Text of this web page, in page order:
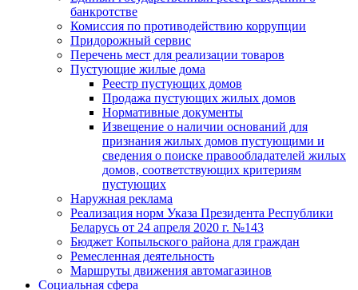
банкротстве
Комиссия по противодействию коррупции
Придорожный сервис
Перечень мест для реализации товаров
Пустующие жилые дома
Реестр пустующих домов
Продажа пустующих жилых домов
Нормативные документы
Извещение о наличии оснований для
признания жилых домов пустующими и
сведения о поиске правообладателей жилых
домов, соответствующих критериям
пустующих
Наружная реклама
Реализация норм Указа Президента Республики
Беларусь от 24 апреля 2020 г. №143
Бюджет Копыльского района для граждан
Ремесленная деятельность
Маршруты движения автомагазинов
Социальная сфера